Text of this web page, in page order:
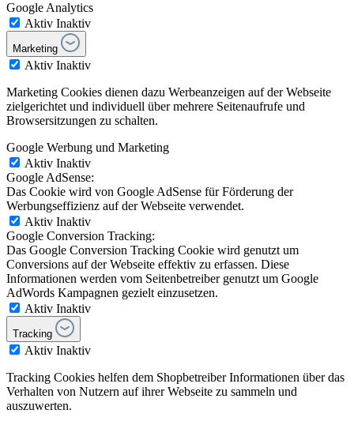
Google Analytics
Aktiv Inaktiv
Marketing
Aktiv Inaktiv
Marketing Cookies dienen dazu Werbeanzeigen auf der Webseite
zielgerichtet und individuell über mehrere Seitenaufrufe und
Browsersitzungen zu schalten.
Google Werbung und Marketing
Aktiv Inaktiv
Google AdSense:
Das Cookie wird von Google AdSense für Förderung der
Werbungseffizienz auf der Webseite verwendet.
Aktiv Inaktiv
Google Conversion Tracking:
Das Google Conversion Tracking Cookie wird genutzt um
Conversions auf der Webseite effektiv zu erfassen. Diese
Informationen werden vom Seitenbetreiber genutzt um Google
AdWords Kampagnen gezielt einzusetzen.
Aktiv Inaktiv
Tracking
Aktiv Inaktiv
Tracking Cookies helfen dem Shopbetreiber Informationen über das
Verhalten von Nutzern auf ihrer Webseite zu sammeln und
auszuwerten.